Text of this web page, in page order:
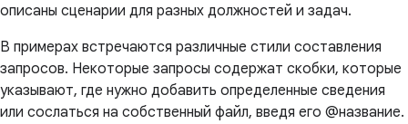
описаны сценарии для разных должностей и задач.
В примерах встречаются различные стили составления
запросов. Некоторые запросы содержат скобки, которые
указывают, где нужно добавить определенные сведения
или сослаться на собственный файл, введя его @название.